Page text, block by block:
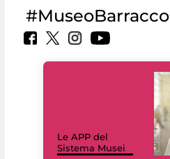
#MuseoBarracco
Le APP del
Sistema Musei